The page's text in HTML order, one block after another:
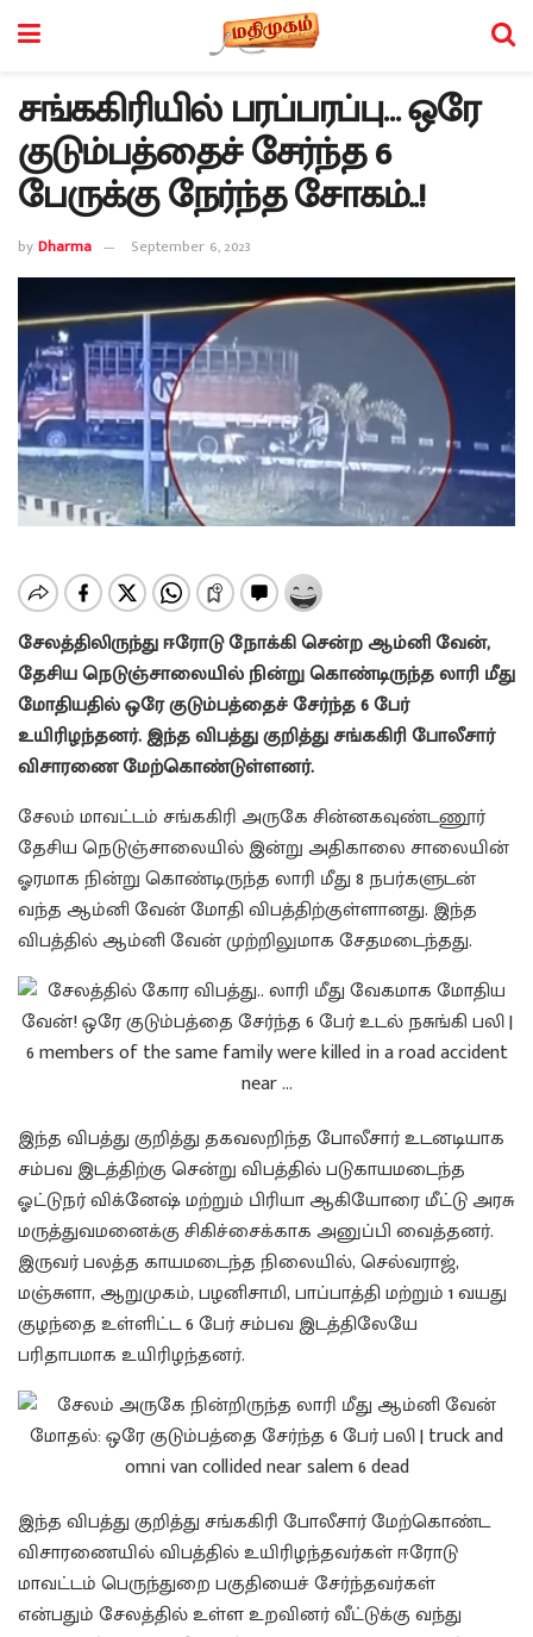
சங்ககிரியில் பரப்பரப்பு… ஒரே
குடும்பத்தைச் சேர்ந்த 6
பேருக்கு நேர்ந்த சோகம்..!
byDharma September 6, 2023
சேலத்திலிருந்து ஈரோடு நோக்கி சென்ற ஆம்னி வேன்,
தேசிய நெடுஞ்சாலையில் நின்று கொண்டிருந்த லாரி மீது
மோதியதில் ஒரே குடும்பத்தைச் சேர்ந்த 6 பேர்
உயிரிழந்தனர். இந்த விபத்து குறித்து சங்ககிரி போலீசார்
விசாரணை மேற்கொண்டுள்ளனர்.
சேலம் மாவட்டம் சங்ககிரி அருகே சின்னகவுண்டணூர்
தேசிய நெடுஞ்சாலையில் இன்று அதிகாலை சாலையின்
ஓரமாக நின்று கொண்டிருந்த லாரி மீது 8 நபர்களுடன்
வந்த ஆம்னி வேன் மோதி விபத்திற்குள்ளானது. இந்த
விபத்தில் ஆம்னி வேன் முற்றிலுமாக சேதமடைந்தது.
இந்த விபத்து குறித்து தகவலறிந்த போலீசார் உடனடியாக
சம்பவ இடத்திற்கு சென்று விபத்தில் படுகாயமடைந்த
ஓட்டுநர் விக்னேஷ் மற்றும் பிரியா ஆகியோரை மீட்டு அரசு
மருத்துவமனைக்கு சிகிச்சைக்காக அனுப்பி வைத்தனர்.
இருவர் பலத்த காயமடைந்த நிலையில், செல்வராஜ்,
மஞ்சுளா, ஆறுமுகம், பழனிசாமி, பாப்பாத்தி மற்றும் 1 வயது
குழந்தை உள்ளிட்ட 6 பேர் சம்பவ இடத்திலேயே
பரிதாபமாக உயிரிழந்தனர்.
இந்த விபத்து குறித்து சங்ககிரி போலீசார் மேற்கொண்ட
விசாரணையில் விபத்தில் உயிரிழந்தவர்கள் ஈரோடு
மாவட்டம் பெருந்துறை பகுதியைச் சேர்ந்தவர்கள்
என்பதும் சேலத்தில் உள்ள உறவினர் வீட்டுக்கு வந்து